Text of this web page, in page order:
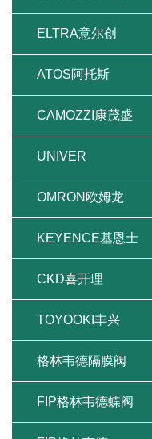
ELTRA意尔创
ATOS阿托斯
CAMOZZI康茂盛
UNIVER
OMRON欧姆龙
KEYENCE基恩士
CKD喜开理
TOYOOKI丰兴
格林韦德隔膜阀
FIP格林韦德蝶阀